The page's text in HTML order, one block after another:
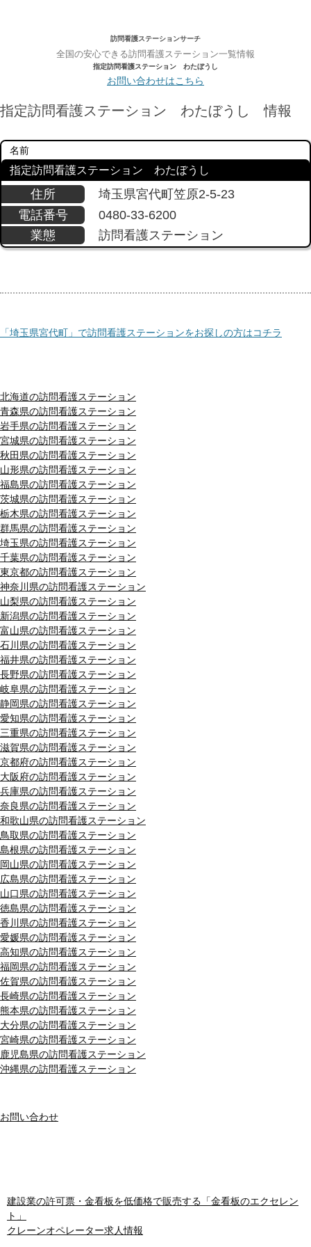
訪問看護ステーションサーチ
全国の安心できる訪問看護ステーション一覧情報
指定訪問看護ステーション わたぼうし
お問い合わせはこちら
指定訪問看護ステーション わたぼうし 情報
名前
指定訪問看護ステーション わたぼうし
住所
埼玉県宮代町笠原2-5-23
電話番号
0480-33-6200
業態
訪問看護ステーション
「埼玉県宮代町」で訪問看護ステーションをお探しの方はコチラ
北海道の訪問看護ステーション
青森県の訪問看護ステーション
岩手県の訪問看護ステーション
宮城県の訪問看護ステーション
秋田県の訪問看護ステーション
山形県の訪問看護ステーション
福島県の訪問看護ステーション
茨城県の訪問看護ステーション
栃木県の訪問看護ステーション
群馬県の訪問看護ステーション
埼玉県の訪問看護ステーション
千葉県の訪問看護ステーション
東京都の訪問看護ステーション
神奈川県の訪問看護ステーション
山梨県の訪問看護ステーション
新潟県の訪問看護ステーション
富山県の訪問看護ステーション
石川県の訪問看護ステーション
福井県の訪問看護ステーション
長野県の訪問看護ステーション
岐阜県の訪問看護ステーション
静岡県の訪問看護ステーション
愛知県の訪問看護ステーション
三重県の訪問看護ステーション
滋賀県の訪問看護ステーション
京都府の訪問看護ステーション
大阪府の訪問看護ステーション
兵庫県の訪問看護ステーション
奈良県の訪問看護ステーション
和歌山県の訪問看護ステーション
鳥取県の訪問看護ステーション
島根県の訪問看護ステーション
岡山県の訪問看護ステーション
広島県の訪問看護ステーション
山口県の訪問看護ステーション
徳島県の訪問看護ステーション
香川県の訪問看護ステーション
愛媛県の訪問看護ステーション
高知県の訪問看護ステーション
福岡県の訪問看護ステーション
佐賀県の訪問看護ステーション
長崎県の訪問看護ステーション
熊本県の訪問看護ステーション
大分県の訪問看護ステーション
宮崎県の訪問看護ステーション
鹿児島県の訪問看護ステーション
沖縄県の訪問看護ステーション
お問い合わせ
建設業の許可票・金看板を低価格で販売する「金看板のエクセレン
ト」
クレーンオペレーター求人情報